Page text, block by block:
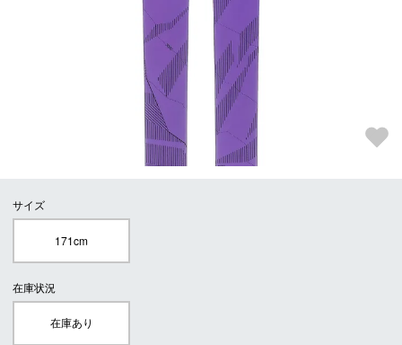
サイズ
171cm
在庫状況
在庫あり